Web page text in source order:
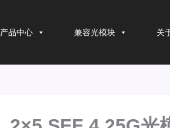
产品中心 兼容光模块 关